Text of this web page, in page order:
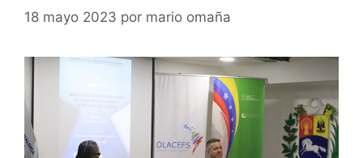
18 mayo 2023 por mario omaña